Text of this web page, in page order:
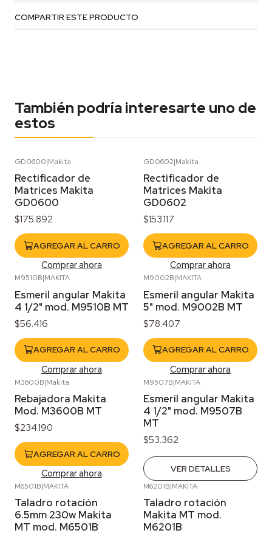
COMPARTIR ESTE PRODUCTO
También podría interesarte uno de
estos
GD0600|Makita
Rectificador de
Matrices Makita
GD0600
$175.892
AGREGAR AL CARRO
Comprar ahora
GD0602|Makita
Rectificador de
Matrices Makita
GD0602
$153.117
AGREGAR AL CARRO
Comprar ahora
M9510B|MAKITA
Esmeril angular Makita
4 1/2" mod. M9510B MT
$56.416
AGREGAR AL CARRO
Comprar ahora
M9002B|MAKITA
Esmeril angular Makita
5" mod. M9002B MT
$78.407
AGREGAR AL CARRO
Comprar ahora
M3600B|Makita
Rebajadora Makita
Mod. M3600B MT
$234.190
AGREGAR AL CARRO
Comprar ahora
M9507B|MAKITA
Esmeril angular Makita
4 1/2" mod. M9507B
MT
$53.362
VER DETALLES
M6501B|MAKITA
Taladro rotación
6.5mm 230w Makita
MT mod. M6501B
M6201B|MAKITA
Taladro rotación
Makita MT mod.
M6201B